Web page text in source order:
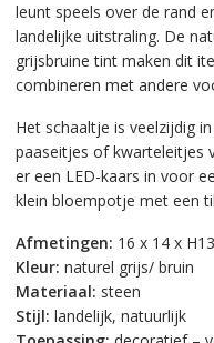
leunt speels over de rand
landelijke uitstraling. De
grijsbruine tint maken dit
combineren met andere
Het schaaltje is veelzijdig
paaseitjes of kwarteleitjes
er een LED-kaars in voor
klein bloempotje met een
Afmetingen: 16 x 14 x
Kleur: naturel grijs/ bruin
Materiaal: steen
Stijl: landelijk, natuurlijk